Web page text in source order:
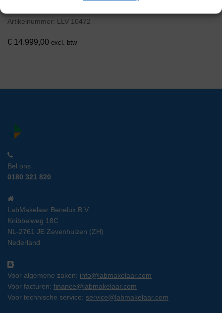
Artikelnummer: LLV 10472
€ 14.999,00 excl. btw
Bel ons
0180 321 820
LabMakelaar Benelux B.V.
Knibbelweg 18C
NL-2761 JE Zevenhuizen (ZH)
Nederland
Voor algemene zaken: info@labmakelaar.com
Voor facturen: finance@labmakelaar.com
Voor technische service: service@labmakelaar.com